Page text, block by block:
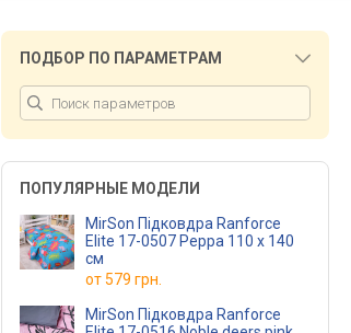
ПОДБОР ПО ПАРАМЕТРАМ
ПОПУЛЯРНЫЕ МОДЕЛИ
MirSon Підковдра Ranforce
Elite 17-0507 Peppa 110 x 140
см
от579 грн.
MirSon Підковдра Ranforce